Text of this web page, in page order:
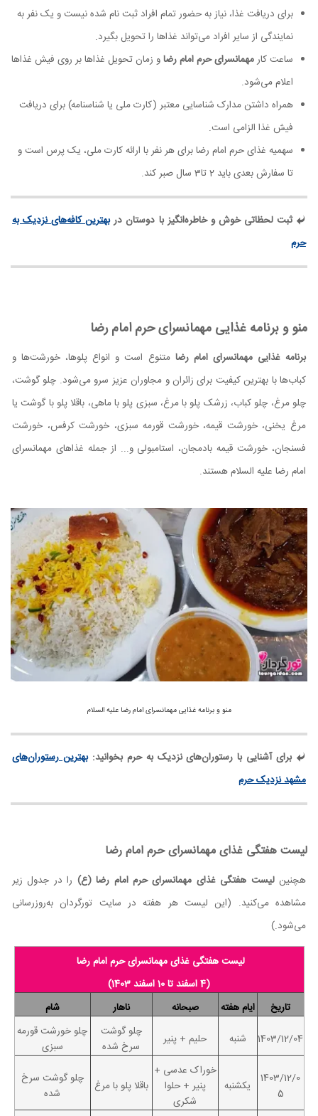
برای دریافت غذا، نیاز به حضور تمام افراد ثبت نام شده نیست و یک نفر به
نمایندگی از سایر افراد می‌تواند غذاها را تحویل بگیرد.
ساعت کارمهمانسرای حرم امام رضاو زمان تحویل غذاها بر روی فیش غذاها
اعلام می‌شود.
همراه داشتن مدارک شناسایی معتبر (کارت ملی یا شناسنامه) برای دریافت
فیش غذا الزامی است.
سهمیه غذای حرم امام رضا برای هر نفر با ارائه کارت ملی، یک پرس است و
تا سفارش بعدی باید 2 تا3 سال صبر کند.
ثبت لحظاتی خوش و خاطره‌انگیز با دوستان دربهترین کافه‌های نزدیک به
حرم
منو و برنامه غذایی مهمانسرای حرم امام رضا
برنامه غذایی مهمانسرای امام رضا متنوع است و انواع پلو‌ها، خورشت‌ها و
کباب‌ها با بهترین کیفیت برای زائران و مجاوران عزیز سرو می‌شود. چلو گوشت،
چلو مرغ، چلو کباب، زرشک پلو با مرغ، سبزی پلو با ماهی، باقلا پلو با گوشت یا
مرغ یخنی، خورشت قیمه، خورشت قورمه سبزی، خورشت کرفس، خورشت
فسنجان، خورشت قیمه بادمجان، استامبولی و... از جمله غذاهای مهمانسرای
امام رضا علیه السلام هستند.
منو و برنامه غذایی مهمانسرای امام رضا علیه السلام
برای آشنایی با رستوران‌های نزدیک به حرم بخوانید:بهترین رستوران‌های
مشهد نزدیک حرم
لیست هفتگی غذای مهمانسرای حرم امام رضا
هچنینلیست هفتگی غذای مهمانسرای حرم امام رضا (ع) را در جدول زیر
مشاهده می‌کنید. (این لیست هر هفته در سایت تورگردان به‌روز‌رسانی
می‌شود.)
لیست هفتگی غذای مهمانسرای حرم امام رضا
(4 اسفند تا 10 اسفند 1403)
تاریخ
ایام هفته صبحانه ناهار
شام
1403/12/04
شنبه حلیم + پنیر
چلو گوشت
سرخ شده
چلو خورشت قورمه
سبزی
1403/12/0
5
یکشنبه
خوراک عدسی +
پنیر + حلوا
شکری
باقلا پلو با مرغ
چلو گوشت سرخ
شده